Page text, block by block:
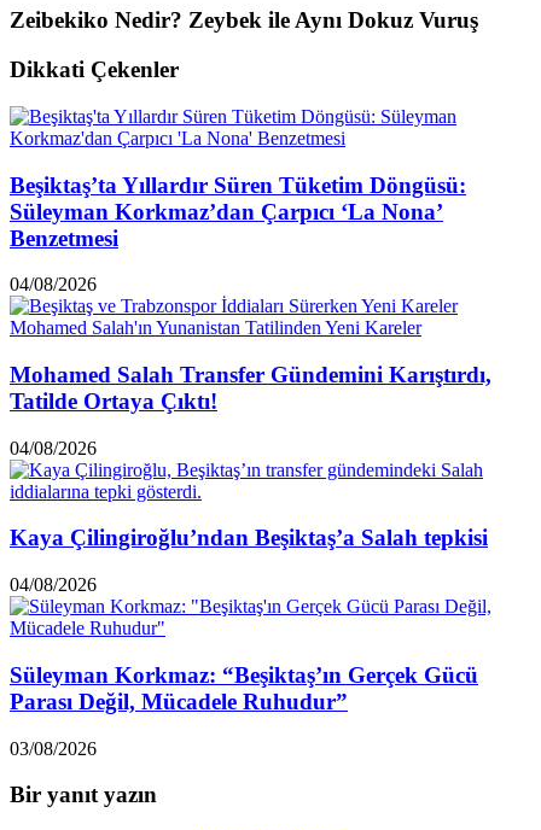
Zeibekiko Nedir? Zeybek ile Aynı Dokuz Vuruş
Dikkati Çekenler
Beşiktaş’ta Yıllardır Süren Tüketim Döngüsü:
Süleyman Korkmaz’dan Çarpıcı ‘La Nona’
Benzetmesi
04/08/2026
Mohamed Salah Transfer Gündemini Karıştırdı,
Tatilde Ortaya Çıktı!
04/08/2026
Kaya Çilingiroğlu’ndan Beşiktaş’a Salah tepkisi
04/08/2026
Süleyman Korkmaz: “Beşiktaş’ın Gerçek Gücü
Parası Değil, Mücadele Ruhudur”
03/08/2026
Bir yanıt yazın